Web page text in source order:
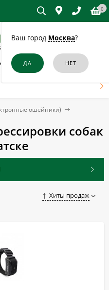
Ваш город Москва?
0
собак и кошек в Братске
ошейники)
собак
Хиты продаж